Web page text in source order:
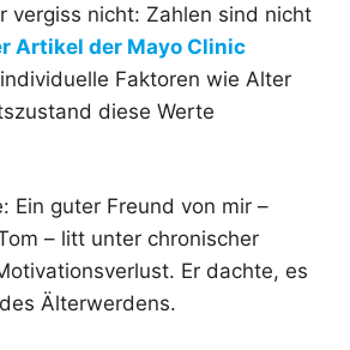
vergiss nicht: Zahlen sind nicht
Artikel der Mayo Clinic
Faktoren wie Alter
diese Werte
Ein guter Freund von mir –
– litt unter chronischer
Er dachte, es
Älterwerdens.